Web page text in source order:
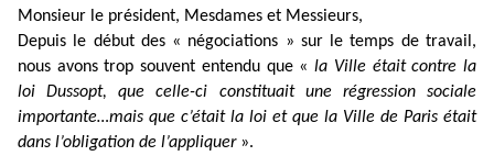
Monsieur le président, Mesdames et Messieurs,
Depuis le début des « négociations » sur le temps de travail,
nous avons trop souvent entendu que « la Ville était contre la
loi Dussopt, que celle-ci constituait une régression sociale
importante…mais que c’était la loi et que la Ville de Paris était
dans l’obligation de l’appliquer ».